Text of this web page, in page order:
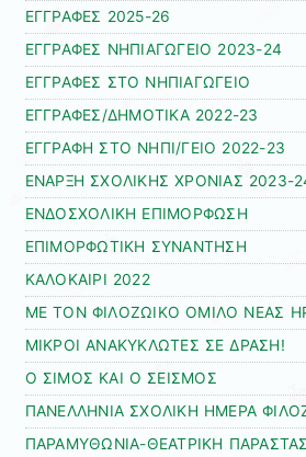
ΕΓΓΡΑΦΕΣ 2025-26
ΕΓΓΡΑΦΕΣ ΝΗΠΙΑΓΩΓΕΙΟ 2023-24
ΕΓΓΡΑΦΕΣ ΣΤΟ ΝΗΠΙΑΓΩΓΕΙΟ
ΕΓΓΡΑΦΕΣ/ΔΗΜΟΤΙΚΑ 2022-23
ΕΓΓΡΑΦΗ ΣΤΟ ΝΗΠΙ/ΓΕΙΟ 2022-23
ΕΝΑΡΞΗ ΣΧΟΛΙΚΗΣ ΧΡΟΝΙΑΣ 2023-
ΕΝΔΟΣΧΟΛΙΚΗ ΕΠΙΜΟΡΦΩΣΗ
ΕΠΙΜΟΡΦΩΤΙΚΗ ΣΥΝΑΝΤΗΣΗ
ΚΑΛΟΚΑΙΡΙ 2022
ΜΕ ΤΟΝ ΦΙΛΟΖΩΙΚΟ ΟΜΙΛΟ ΝΕΑΣ
ΜΙΚΡΟΙ ΑΝΑΚΥΚΛΩΤΕΣ ΣΕ ΔΡΑΣΗ!
Ο ΣΙΜΟΣ ΚΑΙ Ο ΣΕΙΣΜΟΣ
ΠΑΝΕΛΛΗΝΙΑ ΣΧΟΛΙΚΗ ΗΜΕΡΑ
ΠΑΡΑΜΥΘΩΝΙΑ-ΘΕΑΤΡΙΚΗ